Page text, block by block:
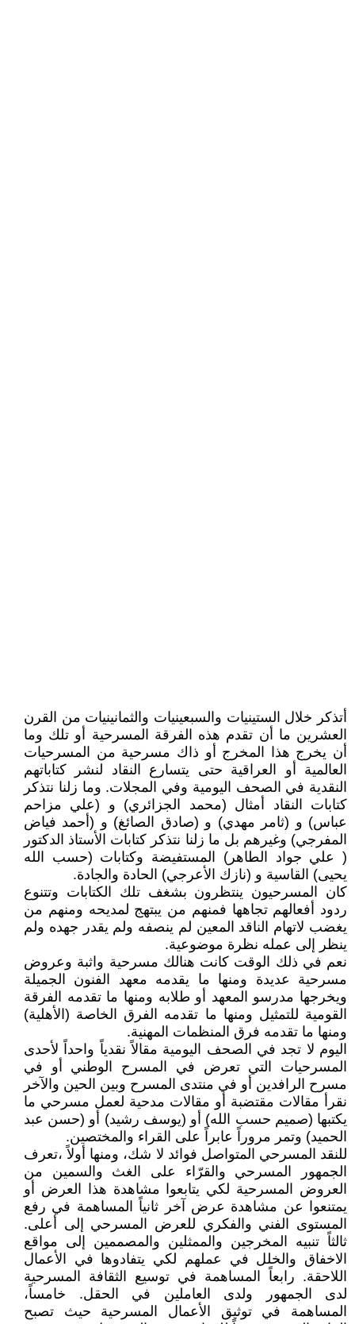
أتذكر خلال الستينيات والسبعينيات والثمانينيات من القرن
العشرين ما أن تقدم هذه الفرقة المسرحية أو تلك وما
أن يخرج هذا المخرج أو ذاك مسرحية من المسرحيات
العالمية أو العراقية حتى يتسارع النقاد لنشر كتاباتهم
النقدية في الصحف اليومية وفي المجلات. وما زلنا نتذكر
كتابات النقاد أمثال (محمد الجزائري) و (علي مزاحم
عباس) و (ثامر مهدي) و (صادق الصائغ) و (أحمد فياض
المفرجي) وغيرهم بل ما زلنا نتذكر كتابات الأستاذ الدكتور
( علي جواد الطاهر) المستفيضة وكتابات (حسب الله
يحيى) القاسية و (نازك الأعرجي) الحادة والجادة.
كان المسرحيون ينتظرون بشغف تلك الكتابات وتتنوع
ردود أفعالهم تجاهها فمنهم من يبتهج لمديحه ومنهم من
يغضب لاتهام الناقد المعين لم ينصفه ولم يقدر جهده ولم
ينظر إلى عمله نظرة موضوعية.
نعم في ذلك الوقت كانت هنالك مسرحية واثبة وعروض
مسرحية عديدة ومنها ما يقدمه معهد الفنون الجميلة
ويخرجها مدرسو المعهد أو طلابه ومنها ما تقدمه الفرقة
القومية للتمثيل ومنها ما تقدمه الفرق الخاصة (الأهلية)
ومنها ما تقدمه فرق المنظمات المهنية.
اليوم لا تجد في الصحف اليومية مقالاً نقدياً واحداً لأحدى
المسرحيات التي تعرض في المسرح الوطني أو في
مسرح الرافدين أو في منتدى المسرح وبين الحين والآخر
نقرأ مقالات مقتضبة أو مقالات مدحية لعمل مسرحي ما
يكتبها (صميم حسب الله) أو (يوسف رشيد) أو (حسن عبد
الحميد) وتمر مروراً عابراً على القراء والمختصين.
للنقد المسرحي المتواصل فوائد لا شك، ومنها أولاً ،تعرف
الجمهور المسرحي والقرّاء على الغث والسمين من
العروض المسرحية لكي يتابعوا مشاهدة هذا العرض أو
يمتنعوا عن مشاهدة عرض آخر ثانياً المساهمة في رفع
المستوى الفني والفكري للعرض المسرحي إلى أعلى.
ثالثاً تنبيه المخرجين والممثلين والمصممين إلى مواقع
الاخفاق والخلل في عملهم لكي يتفادوها في الأعمال
اللاحقة. رابعاً المساهمة في توسيع الثقافة المسرحية
لدى الجمهور ولدى العاملين في الحقل. خامساً،
المساهمة في توثيق الأعمال المسرحية حيث تصبح